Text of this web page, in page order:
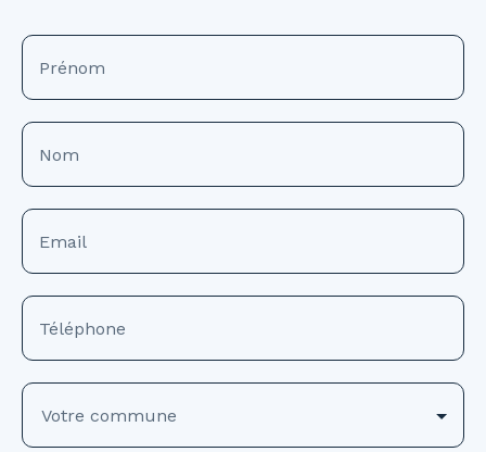
Prénom
Nom
Email
Téléphone
Votre commune